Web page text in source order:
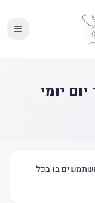
יומי
בו בכל